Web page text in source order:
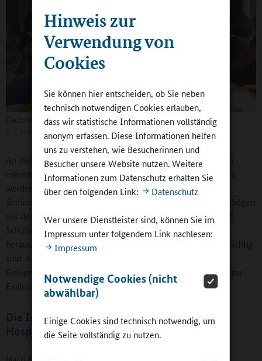
Hinweis zur
Verwendung von
Cookies
Sie können hier entscheiden, ob Sie neben
technisch notwendigen Cookies erlauben,
dass wir statistische Informationen vollständig
anonym erfassen. Diese Informationen helfen
uns zu verstehen, wie Besucherinnen und
Besucher unsere Website nutzen. Weitere
Informationen zum Datenschutz erhalten Sie
über den folgenden Link:
Datenschutz
Wer unsere Dienstleister sind, können Sie im
Impressum unter folgendem Link nachlesen:
Impressum
Notwendige Cookies (nicht
abwählbar)
Einige Cookies sind technisch notwendig, um
die Seite vollständig zu nutzen.
Die Evaluationswerkstatt im Landesinstitut
An dieser Stelle kommen die Fragen ins Spiel: Was will man
eigentlich wissen? „Es müssen die richtigen Fragen gefunden
werden, und das sind an jeder Schule andere“, so die
Seminarleiterin. Deshalb rät sie davon ab, sich einfach Fragebögen
aus dem Internet zu kopieren. Besser sei es, gemeinsam mit
Schulleitung, Lehrkräften und Kooperationspartnern
herauszufinden, welche Themen an der jeweiligen Schule wichtig
sind. Anschließend erhalten die verschiedenen Akteure
Gelegenheit zur Stellungnahme, danach erfolgt der Auftrag zur
Evaluation.
Die Instrumente: Interview, Workshop,
Hospitation und Fragenbogen